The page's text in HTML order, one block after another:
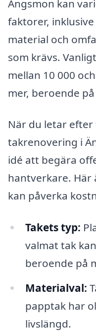
Ängsmon kan
faktorer,
material och
som krävs.
mellan 10 000
mer, beroende
När du letar
takrenovering i
idé att begära
hantverkare. Här
kan påverka
Takets typ:
valmat tak
beroende på
Materialval:
papptak har
livslängd.